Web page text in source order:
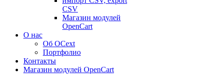
CSV
Магазин модулей
OpenCart
О нас
Об OCext
Портфолио
Контакты
Магазин модулей OpenCart